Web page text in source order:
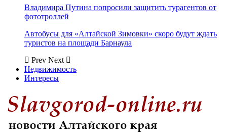
Владимира Путина попросили защитить турагентов от
фототроллей
Автобусы для «Алтайской Зимовки» скоро будут ждать
туристов на площади Барнаула
Prev Next
Недвижимость
Интересы